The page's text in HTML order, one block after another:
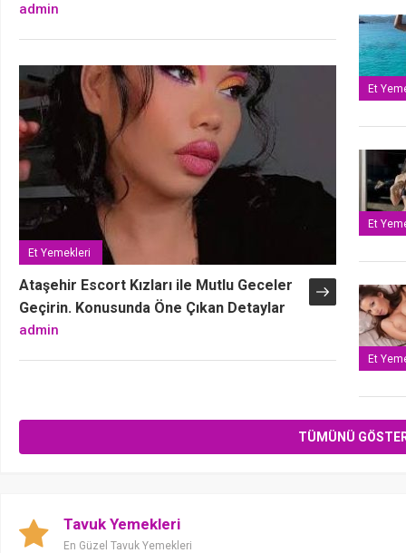
admin
Havuç Kabak Tarator
admin
ve Emin Refakatçilik Detayları
admin
Et Yemekleri
Ataşehir Escort Kızları ile Mutlu Geceler
Geçirin. Konusunda Öne Çıkan Detaylar
admin
Et
Et
Et
TÜMÜNÜ
Tavuk Yemekleri
En Güzel Tavuk Yemekleri